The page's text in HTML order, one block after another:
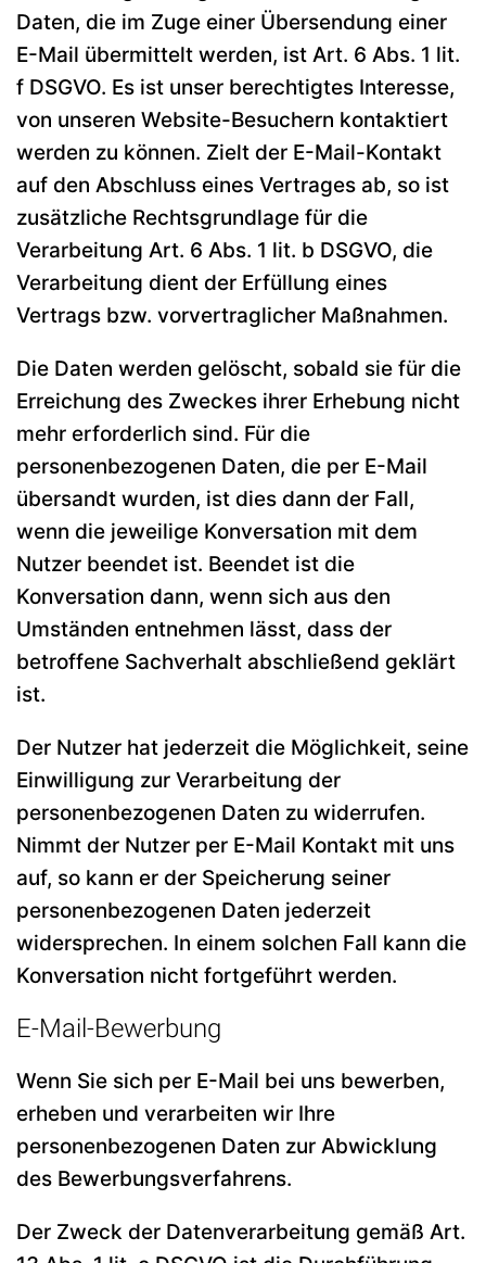
Daten, die im Zuge einer Übersendung einer
E-Mail übermittelt werden, ist Art. 6 Abs. 1 lit.
f DSGVO. Es ist unser berechtigtes Interesse,
von unseren Website-Besuchern kontaktiert
werden zu können. Zielt der E-Mail-Kontakt
auf den Abschluss eines Vertrages ab, so ist
zusätzliche Rechtsgrundlage für die
Verarbeitung Art. 6 Abs. 1 lit. b DSGVO, die
Verarbeitung dient der Erfüllung eines
Vertrags bzw. vorvertraglicher Maßnahmen.
Die Daten werden gelöscht, sobald sie für die
Erreichung des Zweckes ihrer Erhebung nicht
mehr erforderlich sind. Für die
personenbezogenen Daten, die per E-Mail
übersandt wurden, ist dies dann der Fall,
wenn die jeweilige Konversation mit dem
Nutzer beendet ist. Beendet ist die
Konversation dann, wenn sich aus den
Umständen entnehmen lässt, dass der
betroffene Sachverhalt abschließend geklärt
ist.
Der Nutzer hat jederzeit die Möglichkeit, seine
Einwilligung zur Verarbeitung der
personenbezogenen Daten zu widerrufen.
Nimmt der Nutzer per E-Mail Kontakt mit uns
auf, so kann er der Speicherung seiner
personenbezogenen Daten jederzeit
widersprechen. In einem solchen Fall kann die
Konversation nicht fortgeführt werden.
E-Mail-Bewerbung
Wenn Sie sich per E-Mail bei uns bewerben,
erheben und verarbeiten wir Ihre
personenbezogenen Daten zur Abwicklung
des Bewerbungsverfahrens.
Der Zweck der Datenverarbeitung gemäß Art.